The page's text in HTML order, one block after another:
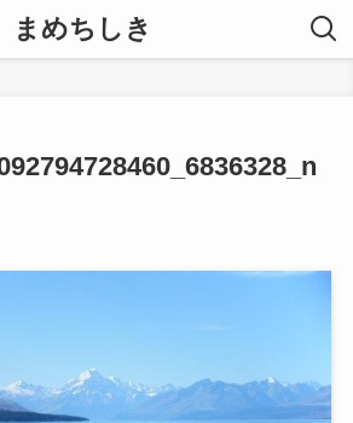
まめちしき